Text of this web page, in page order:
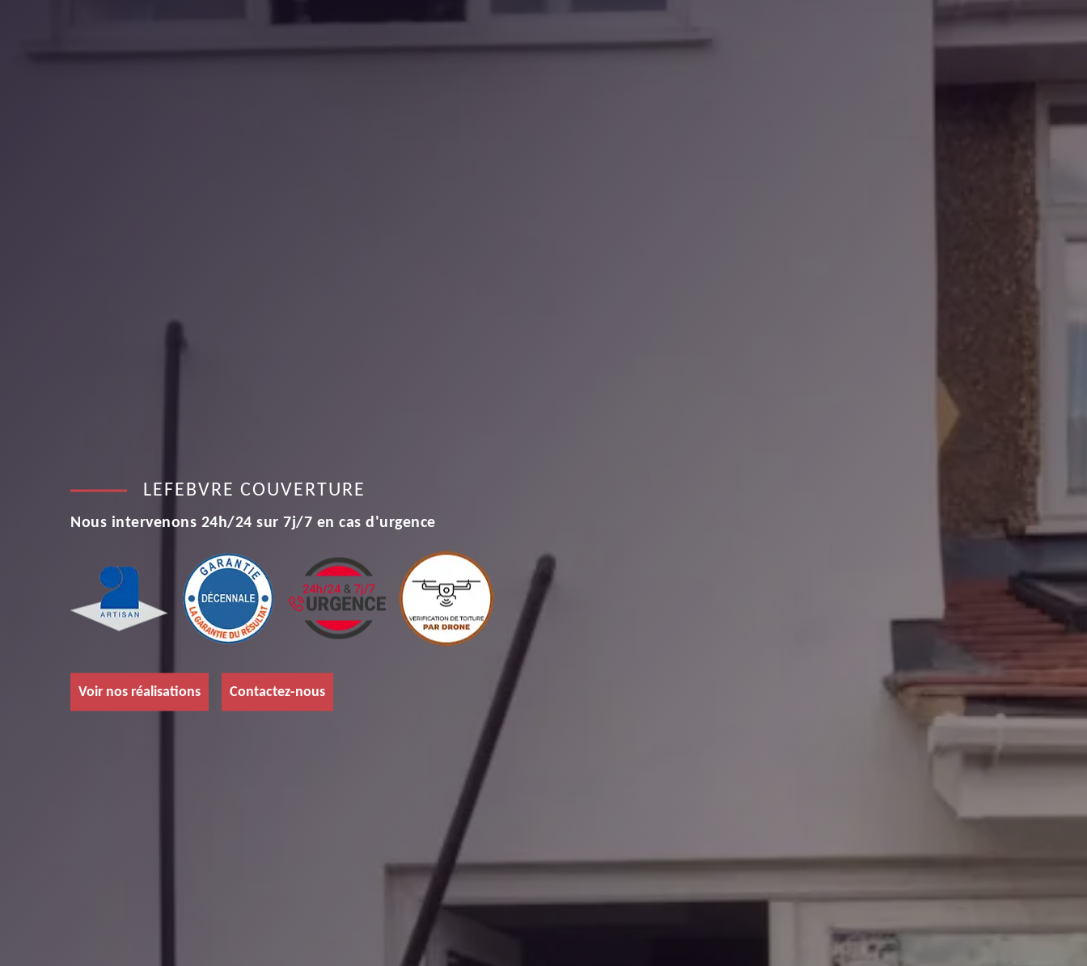
LEFEBVRE COUVERTURE
Nous intervenons 24h/24 sur 7j/7 en cas d'urgence
Voir nos réalisations Contactez-nous